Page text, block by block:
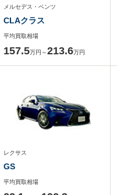
メルセデス・ベンツ
CLAクラス
平均買取相場
157.5万円～213.6万円
レクサス
GS
平均買取相場